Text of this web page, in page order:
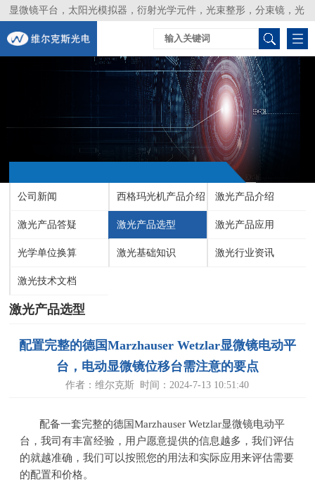
显微镜平台，太阳光模拟器，衍射光学元件，光束整形，分束镜，光
谱仪，生物激光器，光束分析仪，Layertec
公司新闻 西格玛光机产品介绍 激光产品介绍
激光产品答疑 激光产品选型 激光产品应用
光学单位换算 激光基础知识 激光行业资讯
激光技术文档
激光产品选型
配置完整的德国Marzhauser Wetzlar显微镜电动平
台，电动显微镜位移台需注意的要点
作者：维尔克斯 时间：2024-7-13 10:51:40
配备一套完整的德国Marzhauser Wetzlar显微镜电动平
台，我司有丰富经验，用户愿意提供的信息越多，我们评估
的就越准确，我们可以按照您的用法和实际应用来评估需要
的配置和价格。